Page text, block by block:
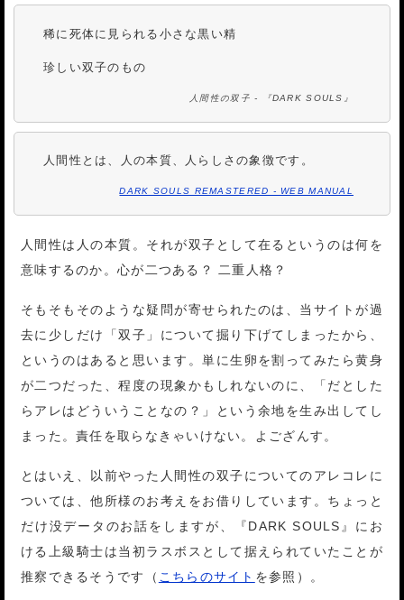
稀に死体に見られる小さな黒い精
珍しい双子のもの
人間性の双子 - 『DARK SOULS』
人間性とは、人の本質、人らしさの象徴です。
DARK SOULS REMASTERED - WEB MANUAL
人間性は人の本質。それが双子として在るというのは何を
意味するのか。心が二つある？ 二重人格？
そもそもそのような疑問が寄せられたのは、当サイトが過
去に少しだけ「双子」について掘り下げてしまったから、
というのはあると思います。単に生卵を割ってみたら黄身
が二つだった、程度の現象かもしれないのに、「だとした
らアレはどういうことなの？」という余地を生み出してし
まった。責任を取らなきゃいけない。よござんす。
とはいえ、以前やった人間性の双子についてのアレコレに
ついては、他所様のお考えをお借りしています。ちょっと
だけ没データのお話をしますが、『DARK SOULS』にお
ける上級騎士は当初ラスボスとして据えられていたことが
推察できるそうです（ こちらのサイト を参照）。